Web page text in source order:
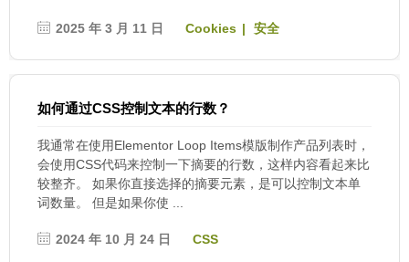
2025 年 3 月 11 日 Cookies 安全
如何通过CSS控制文本的行数？
我通常在使用Elementor Loop Items模版制作产品列表时，
会使用CSS代码来控制一下摘要的行数，这样内容看起来比
较整齐。 如果你直接选择的摘要元素，是可以控制文本单
词数量。 但是如果你使 ...
2024 年 10 月 24 日 CSS